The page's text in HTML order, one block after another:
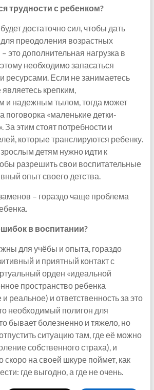
трудности с ребенком?
достаточно сил, чтобы дать
преодоления возрастных
это дополнительная нагрузка в
необходимо запасаться
ресурсами. Если не занимаетесь
крепким,
надежным тылом, тогда может
поговорка «маленькие детки-
За этим стоят потребности и
которые транслируются ребенку.
детям нужно идти к
разрешить свои воспитательные
опыт своего детства.
– гораздо чаще проблема
в воспитании?
для учёбы и опыта, гораздо
и приятный контакт с
орден «идеальной
пространство ребенка
реальное) и ответственность за это
необходимый полигон для
бывает болезненно и тяжело, но
ситуацию там, где её можно
собственного страха), и
скоро на своей шкуре поймет, как
где выгодно, а где не очень.